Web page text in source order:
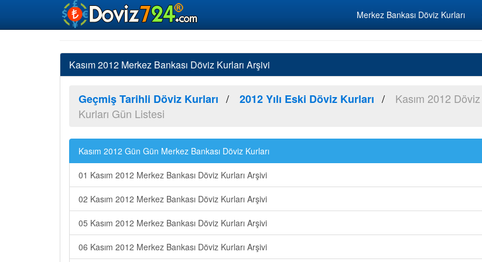
Merkez Bankası Döviz Kurları
Kasım 2012 Merkez Bankası Döviz Kurları Arşivi
Geçmiş Tarihli Döviz Kurları 2012 Yılı Eski Döviz Kurları
Kasım 2012 Döviz
Kurları Gün Listesi
Kasım 2012 Gün Gün Merkez Bankası Döviz Kurları
01 Kasım 2012 Merkez Bankası Döviz Kurları Arşivi
02 Kasım 2012 Merkez Bankası Döviz Kurları Arşivi
05 Kasım 2012 Merkez Bankası Döviz Kurları Arşivi
06 Kasım 2012 Merkez Bankası Döviz Kurları Arşivi